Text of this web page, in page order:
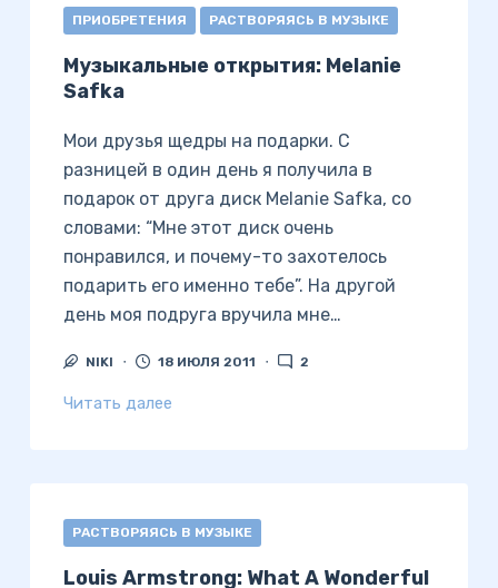
ПРИОБРЕТЕНИЯ РАСТВОРЯЯСЬ В МУЗЫКЕ
Музыкальные открытия: Melanie
Safka
Мои друзья щедры на подарки. С
разницей в один день я получила в
подарок от друга диск Melanie Safka, со
словами: “Мне этот диск очень
понравился, и почему-то захотелось
подарить его именно тебе”. На другой
день моя подруга вручила мне…
NIKI 18 ИЮЛЯ 2011 2
Читать далее
РАСТВОРЯЯСЬ В МУЗЫКЕ
Louis Armstrong: What A Wonderful